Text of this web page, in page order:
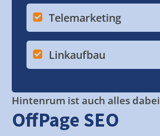
Telemarketing
Linkaufbau
Hintenrum ist auch alles dabei
OffPage SEO